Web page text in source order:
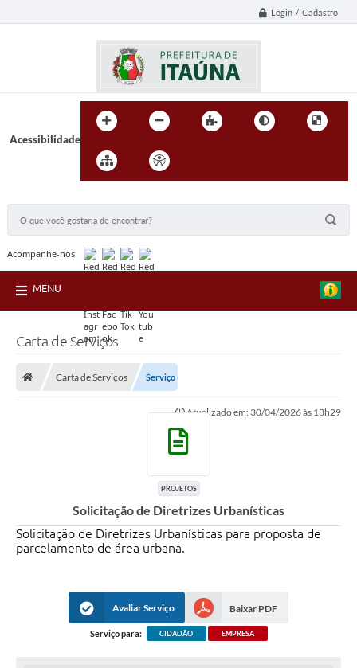
Login / Cadastro
Acessibilidade
Acompanhe-nos:
MENU
Carta de Serviços
Carta de Serviços Serviço
Atualizado em: 30/04/2026 às 13h29
PROJETOS
Solicitação de Diretrizes Urbanísticas
Solicitação de Diretrizes Urbanísticas para proposta de
parcelamento de área urbana.
Avaliar Serviço Baixar PDF
Serviço para: CIDADÃO EMPRESA